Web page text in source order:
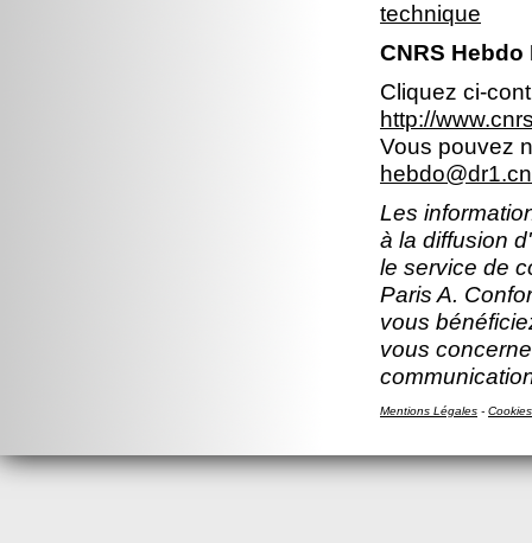
technique
CNRS
Cliquez ci-
http://
Vous pouvez
Les
à la diffusion
le service de
Paris A.
vous
vous
Mentions Légales - Cookies